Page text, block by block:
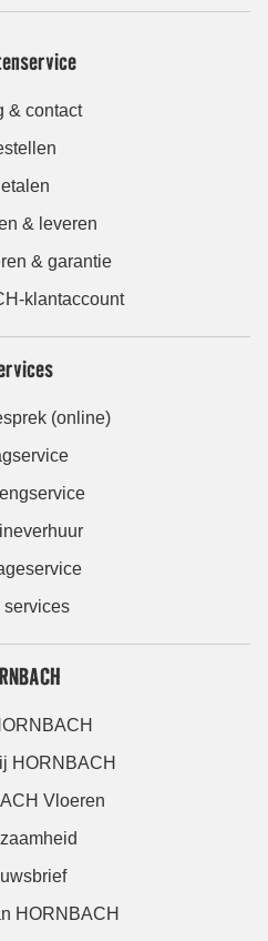
& contact
& leveren
& garantie
klantaccount
(online)
services
HORNBACH
Vloeren
HORNBACH